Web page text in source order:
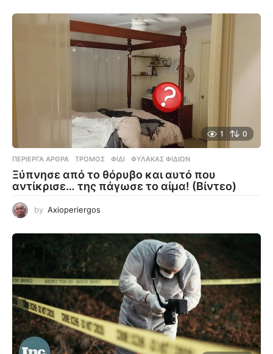
1 0
ΠΕΡΊΕΡΓΑ ΆΡΘΡΑ ΤΡΌΜΟΣ ,ΦΊΔΙ ,ΦΎΛΑΚΑΣ ΦΙΔΙΏΝ
Ξύπνησε από το θόρυβο και αυτό που
αντίκρισε… της πάγωσε το αίμα! (Βίντεο)
by Axioperiergos